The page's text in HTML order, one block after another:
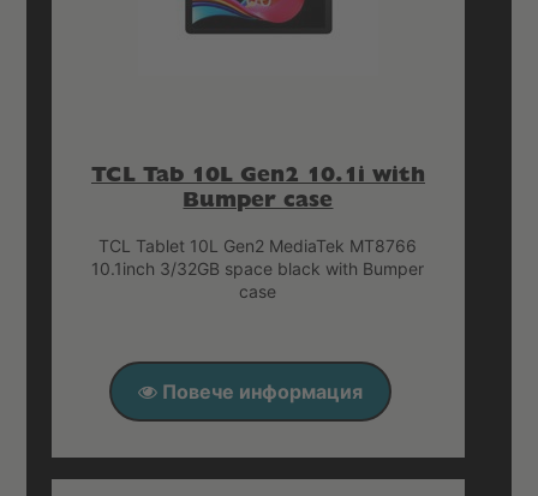
TCL Tab 10L Gen2 10.1i with
Bumper case
TCL Tablet 10L Gen2 MediaTek MT8766
10.1inch 3/32GB space black with Bumper
case
Повече информация